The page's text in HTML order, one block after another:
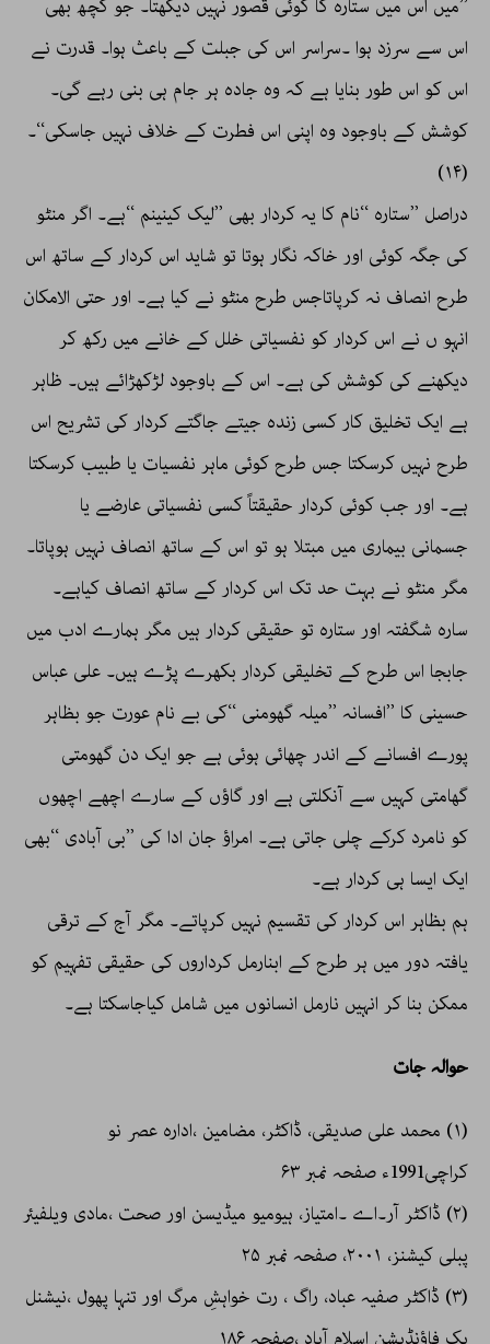
’’میں اس میں ستارہ کا کوئی قصور نہیں دیکھتا۔ جو کچھ بھی
اس سے سرزد ہوا ۔سراسر اس کی جبلت کے باعث ہوا۔ قدرت نے
اس کو اس طور بنایا ہے کہ وہ جادہ ہر جام ہی بنی رہے گی۔
کوشش کے باوجود وہ اپنی اس فطرت کے خلاف نہیں جاسکی‘‘۔
(۱۴)
دراصل ’’ستارہ ‘‘نام کا یہ کردار بھی ’’لیک کینینم ‘‘ہے۔ اگر منٹو
کی جگہ کوئی اور خاکہ نگار ہوتا تو شاید اس کردار کے ساتھ اس
طرح انصاف نہ کرپاتاجس طرح منٹو نے کیا ہے۔ اور حتی الامکان
انہو ں نے اس کردار کو نفسیاتی خلل کے خانے میں رکھ کر
دیکھنے کی کوشش کی ہے۔ اس کے باوجود لڑکھڑائے ہیں۔ ظاہر
ہے ایک تخلیق کار کسی زندہ جیتے جاگتے کردار کی تشریح اس
طرح نہیں کرسکتا جس طرح کوئی ماہر نفسیات یا طبیب کرسکتا
ہے۔ اور جب کوئی کردار حقیقتاً کسی نفسیاتی عارضے یا
جسمانی بیماری میں مبتلا ہو تو اس کے ساتھ انصاف نہیں ہوپاتا۔
مگر منٹو نے بہت حد تک اس کردار کے ساتھ انصاف کیاہے۔
سارہ شگفتہ اور ستارہ تو حقیقی کردار ہیں مگر ہمارے ادب میں
جابجا اس طرح کے تخلیقی کردار بکھرے پڑے ہیں۔ علی عباس
حسینی کا ’’افسانہ ’’میلہ گھومنی ‘‘کی بے نام عورت جو بظاہر
پورے افسانے کے اندر چھائی ہوئی ہے جو ایک دن گھومتی
گھامتی کہیں سے آنکلتی ہے اور گاؤں کے سارے اچھے اچھوں
کو نامرد کرکے چلی جاتی ہے۔ امراؤ جان ادا کی ’’بی آبادی ‘‘بھی
ایک ایسا ہی کردار ہے۔
ہم بظاہر اس کردار کی تقسیم نہیں کرپاتے۔ مگر آج کے ترقی
یافتہ دور میں ہر طرح کے ابنارمل کرداروں کی حقیقی تفہیم کو
ممکن بنا کر انہیں نارمل انسانوں میں شامل کیاجاسکتا ہے۔
حوالہ جات
(۱) محمد علی صدیقی، ڈاکٹر، مضامین ،ادارہ عصر نو
کراچی1991ء صفحہ نمبر ۶۳
(۲) ڈاکٹر آر۔اے ۔امتیاز، ہیومیو میڈیسن اور صحت ،مادی ویلفیئر
پبلی کیشنز، ۲۰۰۱، صفحہ نمبر ۲۵
(۳) ڈاکٹر صفیہ عباد، راگ ، رت خواہشِ مرگ اور تنہا پھول ،نیشنل
بک فاؤنڈیشن اسلام آباد ،صفحہ ۱۸۶